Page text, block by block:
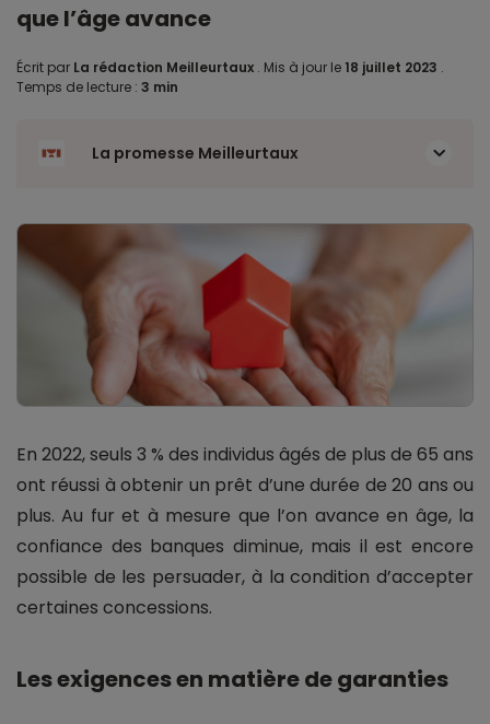
que l’âge avance
Écrit par La rédaction Meilleurtaux . Mis à jour le 18 juillet 2023 .
Temps de lecture : 3 min
La promesse Meilleurtaux
En 2022, seuls 3 % des individus âgés de plus de 65 ans
ont réussi à obtenir un prêt d’une durée de 20 ans ou
plus. Au fur et à mesure que l’on avance en âge, la
confiance des banques diminue, mais il est encore
possible de les persuader, à la condition d’accepter
certaines concessions.
Les exigences en matière de garanties